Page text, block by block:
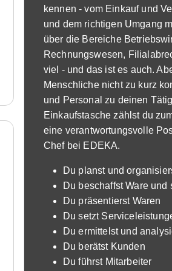
kennen - vom Einkauf und
und dem richtigen Umgang
über die Bereiche
Rechnungswesen,
viel - und das ist es auch.
Menschliche nicht zu kurz
und Personal zu deinen
Einkaufstasche zählst du
eine verantwortungsvolle
Chef bei EDEKA.
Du planst und
Du beschaffst Ware
Du präsentierst Waren
Du setzt
Du ermittelst und
Du berätst Kunden
Du führst Mitarbeiter